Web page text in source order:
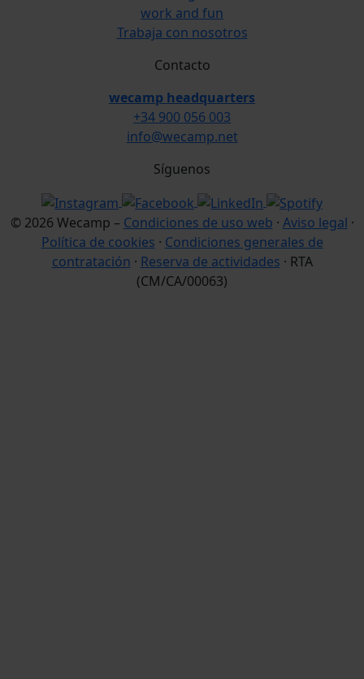
work and fun
Trabaja con nosotros
Contacto
wecamp headquarters
+34 900 056 003
info@wecamp.net
Síguenos
© 2026 Wecamp – Condiciones de uso web · Aviso legal ·
Política de cookies · Condiciones generales de
contratación · Reserva de actividades · RTA
(CM/CA/00063)